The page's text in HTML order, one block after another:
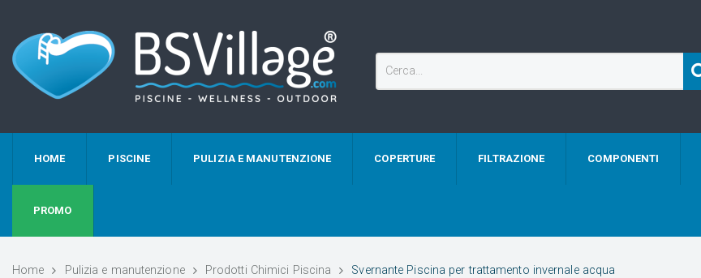
HOME PISCINE PULIZIA E MANUTENZIONE COPERTURE FILTRAZIONE COMPONENTI
PROMO
Home Pulizia e manutenzione Prodotti Chimici Piscina Svernante Piscina per trattamento invernale acqua